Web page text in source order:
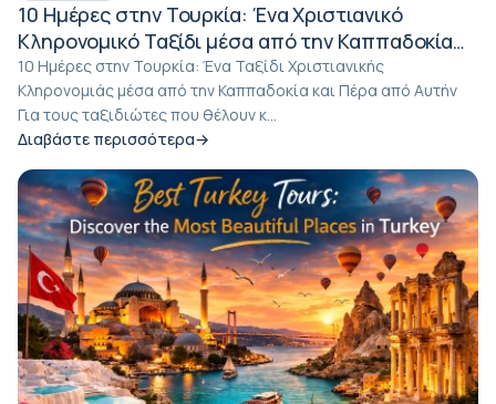
10 Ημέρες στην Τουρκία: Ένα Χριστιανικό
Κληρονομικό Ταξίδι μέσα από την Καππαδοκία
και Πέρα από Αυτήν
10 Ημέρες στην Τουρκία: Ένα Ταξίδι Χριστιανικής
Κληρονομιάς μέσα από την Καππαδοκία και Πέρα από Αυτήν
Για τους ταξιδιώτες που θέλουν κ...
Διαβάστε περισσότερα